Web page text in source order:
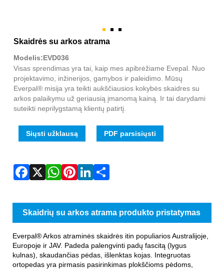
Skaidrės su arkos atrama
Modelis:EVD036
Visas sprendimas yra tai, kaip mes apibrėžiame Evepal. Nuo
projektavimo, inžinerijos, gamybos ir paleidimo. Mūsų
Everpal® misija yra teikti aukščiausios kokybės skaidres su
arkos palaikymu už geriausią įmanomą kainą. Ir tai darydami
suteikti neprilygstamą klientų patirtį.
Siųsti užklausą PDF parsisiųsti
Skaidrių su arkos atrama produkto pristatymas
Everpal® Arkos atraminės skaidrės itin populiarios Australijoje,
Europoje ir JAV. Padeda palengvinti padų fascitą (lygus
kulnas), skaudančias pėdas, išlenktas kojas. Integruotas
ortopedas yra pirmasis pasirinkimas plokščioms pėdoms,